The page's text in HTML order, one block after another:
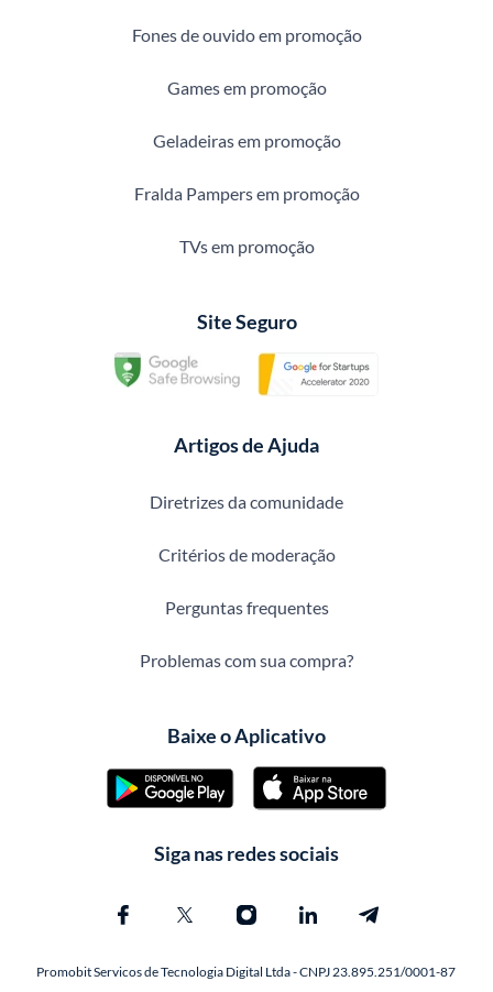
Fones de ouvido em promoção
Games em promoção
Geladeiras em promoção
Fralda Pampers em promoção
TVs em promoção
Site Seguro
Artigos de Ajuda
Diretrizes da comunidade
Critérios de moderação
Perguntas frequentes
Problemas com sua compra?
Baixe o Aplicativo
Siga nas redes sociais
Promobit Servicos de Tecnologia Digital Ltda - CNPJ 23.895.251/0001-87